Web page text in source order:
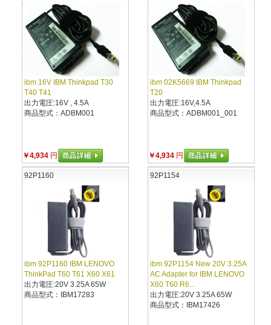
ibm 16V IBM Thinkpad T30
T40 T41
出力電圧:16V , 4.5A
商品型式：ADBM001
￥4,934 円
ibm 02K5669 IBM Thinkpad
T20
出力電圧:16V,4.5A
商品型式：ADBM001_001
￥4,934 円
92P1160
ibm 92P1160 IBM LENOVO
ThinkPad T60 T61 X60 X61
出力電圧:20V 3.25A 65W
商品型式：IBM17283
92P1154
ibm 92P1154 New 20V 3.25A
AC Adapter for IBM LENOVO
X60 T60 R6...
出力電圧:20V 3.25A 65W
商品型式：IBM17426